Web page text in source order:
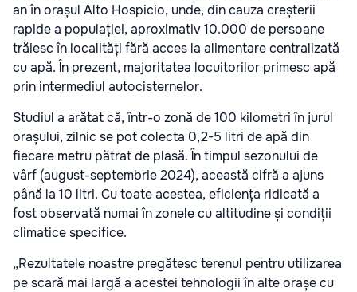
an în orașul Alto Hospicio, unde, din cauza creșterii
rapide a populației, aproximativ 10.000 de persoane
trăiesc în localități fără acces la alimentare centralizată
cu apă. În prezent, majoritatea locuitorilor primesc apă
prin intermediul autocisternelor.
Studiul a arătat că, într-o zonă de 100 kilometri în jurul
orașului, zilnic se pot colecta 0,2-5 litri de apă din
fiecare metru pătrat de plasă. În timpul sezonului de
vârf (august-septembrie 2024), această cifră a ajuns
până la 10 litri. Cu toate acestea, eficiența ridicată a
fost observată numai în zonele cu altitudine și condiții
climatice specifice.
„Rezultatele noastre pregătesc terenul pentru utilizarea
pe scară mai largă a acestei tehnologii în alte orașe cu